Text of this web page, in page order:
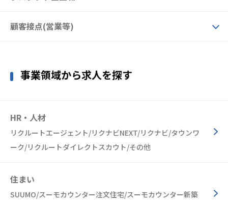
顧客接点(営業等)
事業領域から求人を探す
HR・人材
リクルートエージェント/リクナビNEXT/リクナビ/タウンワ
ーク/リクルートダイレクトスカウト/その他
住まい
SUUMO/スーモカウンター注文住宅/スーモカウンター新築